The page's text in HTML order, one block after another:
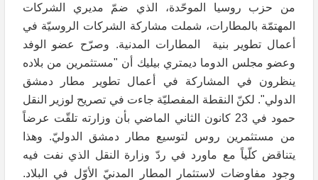
من حزب روسيا الموحّدة، الذي ضمّ مديري الشركات
المهتمّة بالمطارات، شملت مشاركة الشركات الروسيّة في
أعمال تطوير بنية المطارات المدنية. وصرّح عضو الوفد
وعضو مجلس الدوما ديمتري بيليك أن "مستثمرين من بلاده
ينظرون في المشاركة في أعمال تطوير مطار دمشق
الدولي". لكنّ النقطة المفصليّة جاءت في تصريح لوزير النقل
حمود في 23 كانون الثاني الماضي بأن وزارته تلقّت عرضاً
من مستثمرين روس لتوسيع مطار دمشق الدوليّ. وهذا
يتناقض كلّياً مع ماورد في ردّ وزارة النقل الذي نفت فيه
وجود مفاوضات لاستثمار المطار المدنيّ الأوّل في البلاد.